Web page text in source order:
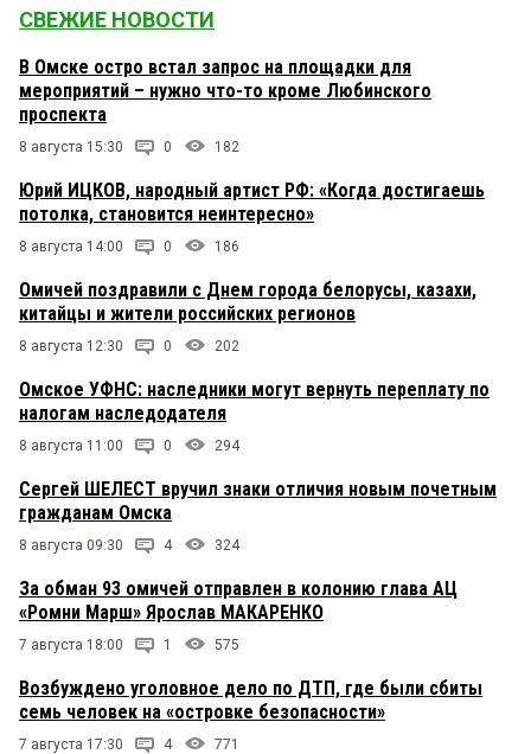
СВЕЖИЕ НОВОСТИ
В Омске остро встал запрос на площадки для
мероприятий – нужно что-то кроме Любинского
проспекта
8 августа 15:30 0 182
Юрий ИЦКОВ, народный артист РФ: «Когда достигаешь
потолка, становится неинтересно»
8 августа 14:00 0 186
Омичей поздравили с Днем города белорусы, казахи,
китайцы и жители российских регионов
8 августа 12:30 0 202
Омское УФНС: наследники могут вернуть переплату по
налогам наследодателя
8 августа 11:00 0 294
Сергей ШЕЛЕСТ вручил знаки отличия новым почетным
гражданам Омска
8 августа 09:30 4 324
За обман 93 омичей отправлен в колонию глава АЦ
«Ромни Марш» Ярослав МАКАРЕНКО
7 августа 18:00 1 575
Возбуждено уголовное дело по ДТП, где были сбиты
семь человек на «островке безопасности»
7 августа 17:30 4 771